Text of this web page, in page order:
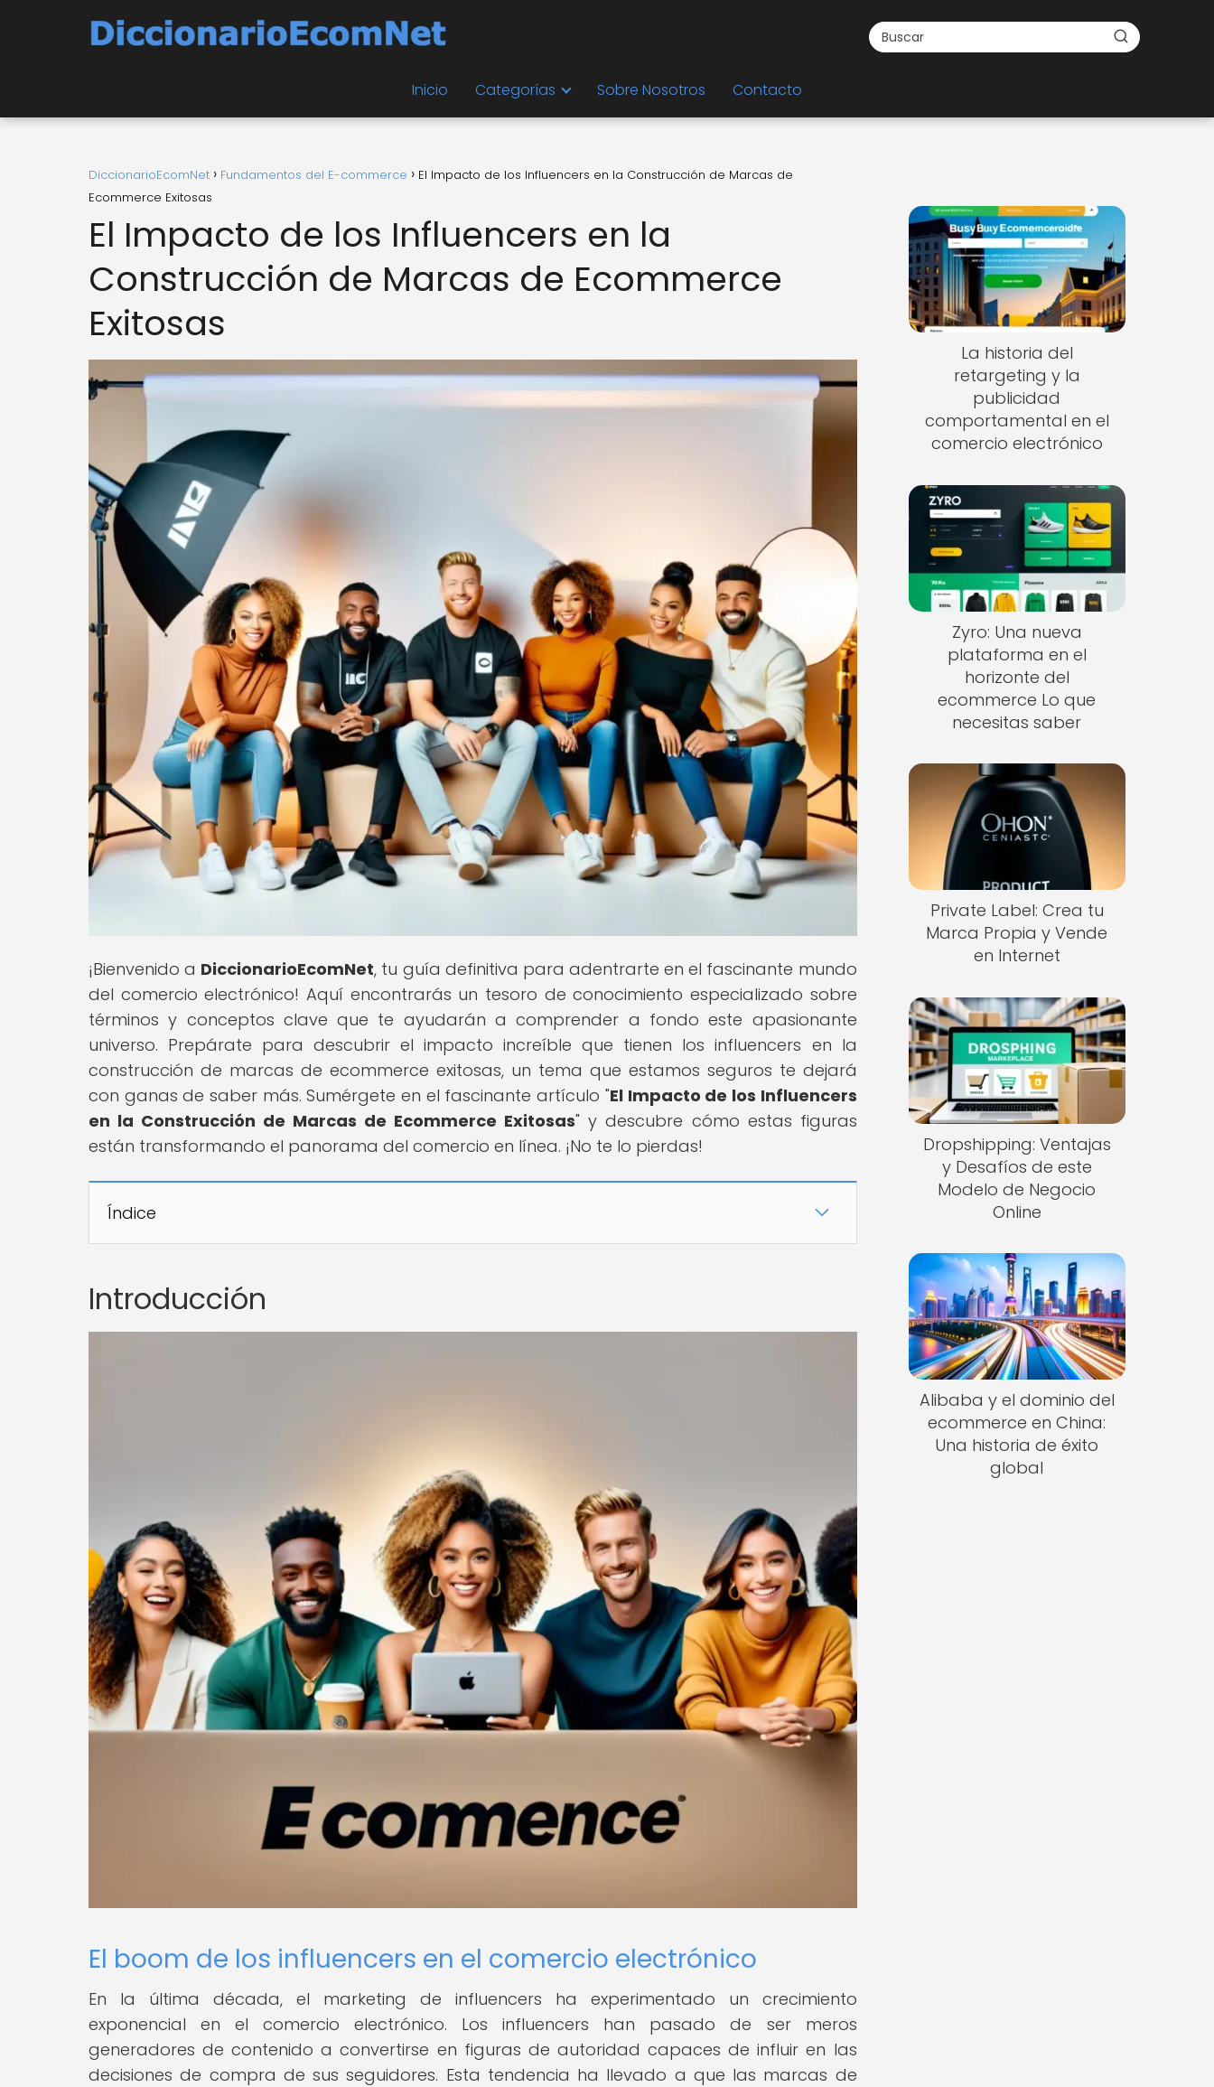
Inicio Categorías Sobre Nosotros Contacto
DiccionarioEcomNet Fundamentos del E-commerce
El Impacto de los Influencers en la Construcción de Marcas de
Ecommerce Exitosas
El Impacto de los Influencers en la
Construcción de Marcas de Ecommerce
Exitosas
¡Bienvenido a DiccionarioEcomNet, tu guía definitiva para adentrarte en el fascinante mundo
del comercio electrónico! Aquí encontrarás un tesoro de conocimiento especializado sobre
términos y conceptos clave que te ayudarán a comprender a fondo este apasionante
universo. Prepárate para descubrir el impacto increíble que tienen los influencers en la
construcción de marcas de ecommerce exitosas, un tema que estamos seguros te dejará
con ganas de saber más. Sumérgete en el fascinante artículo "El Impacto de los Influencers
en la Construcción de Marcas de Ecommerce Exitosas" y descubre cómo estas figuras
están transformando el panorama del comercio en línea. ¡No te lo pierdas!
Índice
Introducción
El boom de los influencers en el comercio electrónico
En la última década, el marketing de influencers ha experimentado un crecimiento
exponencial en el comercio electrónico. Los influencers han pasado de ser meros
generadores de contenido a convertirse en figuras de autoridad capaces de influir en las
decisiones de compra de sus seguidores. Esta tendencia ha llevado a que las marcas de
La historia del
retargeting y la
publicidad
comportamental en el
comercio electrónico
Zyro: Una nueva
plataforma en el
horizonte del
ecommerce Lo que
necesitas saber
Private Label: Crea tu
Marca Propia y Vende
en Internet
Dropshipping: Ventajas
y Desafíos de este
Modelo de Negocio
Online
Alibaba y el dominio del
ecommerce en China:
Una historia de éxito
global